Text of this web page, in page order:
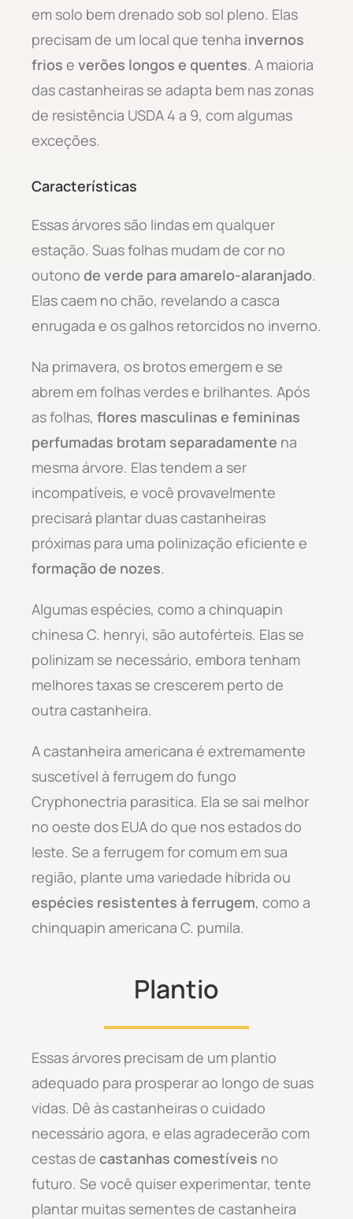
em solo bem drenado sob sol pleno. Elas
precisam de um local que tenha invernos
frios e verões longos e quentes. A maioria
das castanheiras se adapta bem nas zonas
de resistência USDA 4 a 9, com algumas
exceções.
Características
Essas árvores são lindas em qualquer
estação. Suas folhas mudam de cor no
outono de verde para amarelo-alaranjado.
Elas caem no chão, revelando a casca
enrugada e os galhos retorcidos no inverno.
Na primavera, os brotos emergem e se
abrem em folhas verdes e brilhantes. Após
as folhas, flores masculinas e femininas
perfumadas brotam separadamente na
mesma árvore. Elas tendem a ser
incompatíveis, e você provavelmente
precisará plantar duas castanheiras
próximas para uma polinização eficiente e
formação de nozes.
Algumas espécies, como a chinquapin
chinesa C. henryi, são autoférteis. Elas se
polinizam se necessário, embora tenham
melhores taxas se crescerem perto de
outra castanheira.
A castanheira americana é extremamente
suscetível à ferrugem do fungo
Cryphonectria parasitica. Ela se sai melhor
no oeste dos EUA do que nos estados do
leste. Se a ferrugem for comum em sua
região, plante uma variedade híbrida ou
espécies resistentes à ferrugem, como a
chinquapin americana C. pumila.
Plantio
Essas árvores precisam de um plantio
adequado para prosperar ao longo de suas
vidas. Dê às castanheiras o cuidado
necessário agora, e elas agradecerão com
cestas de castanhas comestíveis no
futuro. Se você quiser experimentar, tente
plantar muitas sementes de castanheira